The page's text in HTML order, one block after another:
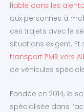
fiable dans les
aux personnes à
ces trajets avec le
situations exigent.
transport PMR vers
de véhicules
Fondée en 2014, la
spécialisée dans